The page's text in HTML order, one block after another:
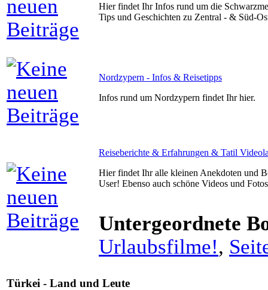
Hier findet Ihr Infos rund um die
Tips und Geschichten zu Zentral - & Süd-
Nordzypern - Infos & Reisetipps
Infos rund um Nordzypern findet Ihr hier.
Reiseberichte & Erfahrungen & Tatil
Hier findet Ihr alle kleinen Anekdoten und
User! Ebenso auch schöne Videos und
Untergeordnete
Urlaubsfilme!,
Türkei - Land und Leute